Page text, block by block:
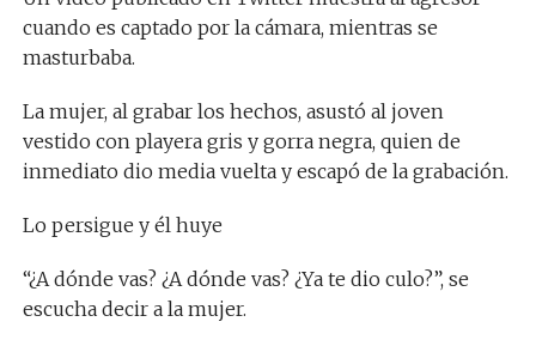
cuando es captado por la cámara, mientras se
masturbaba.
La mujer, al grabar los hechos, asustó al joven
vestido con playera gris y gorra negra, quien de
inmediato dio media vuelta y escapó de la grabación.
Lo persigue y él huye
“¿A dónde vas? ¿A dónde vas? ¿Ya te dio culo?”, se
escucha decir a la mujer.